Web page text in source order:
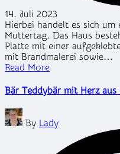
14. Juli 2023
Hierbei handelt es sich
Muttertag. Das Haus
Platte mit einer
mit Brandmalerei sowie…
Read More
Bär Teddybär mit Herz aus
Posted
by
By Lady